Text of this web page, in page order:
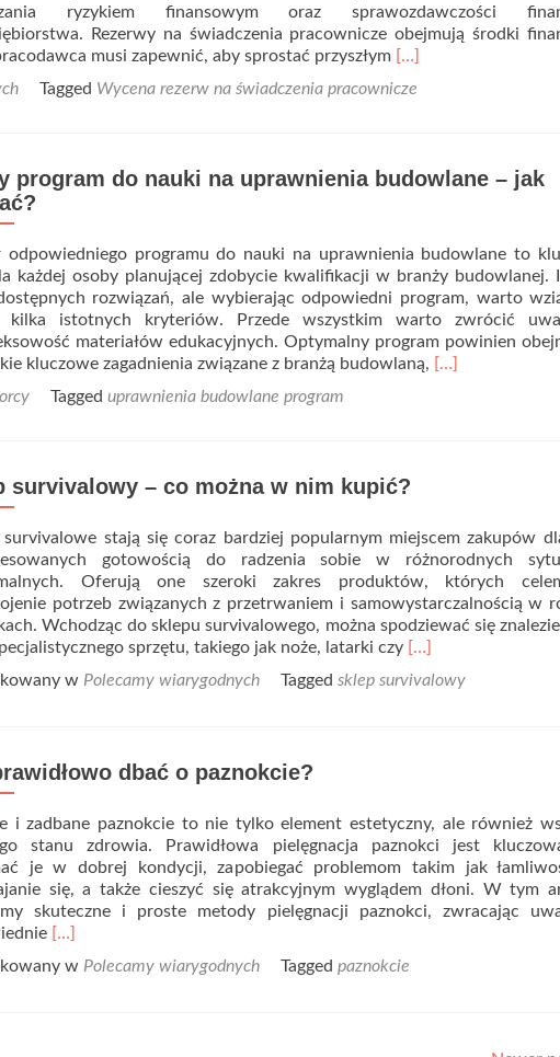
ryzykiem finansowym oraz sprawozdawczości
Rezerwy na świadczenia pracownicze obejmują środki
musi zapewnić, aby sprostać przyszłym Read
about
świadczenia
co
to
właściwie
jest?
[…]
Tagged Wycena rezerw na świadczenia pracownicze
program do nauki na uprawnienia budowlane – jak
odpowiedniego programu do nauki na uprawnienia budowlane to
każdej osoby planującej zdobycie kwalifikacji w branży budowlanej.
rozwiązań, ale wybierając odpowiedni program, warto
kilka istotnych kryteriów. Przede wszystkim warto zwrócić
materiałów edukacyjnych. Optymalny program powinien
kluczowe zagadnienia związane z branżą budowlaną, Read
uprawnienia
budowlane
jak
wybrać?
[…]
Tagged uprawnienia budowlane program
survivalowy – co można w nim kupić?
survivalowe stają się coraz bardziej popularnym miejscem zakupów
gotowością do radzenia sobie w różnorodnych
Oferują one szeroki zakres produktów, których
potrzeb związanych z przetrwaniem i samowystarczalnością w
Wchodząc do sklepu survivalowego, można spodziewać się
sprzętu, takiego jak noże, latarki czy Read
about
w
nim
kupić?
[…]
w Polecamy wiarygodnych Tagged sklep survivalowy
dbać o paznokcie?
i zadbane paznokcie to nie tylko element estetyczny, ale również
stanu zdrowia. Prawidłowa pielęgnacja paznokci jest
je w dobrej kondycji, zapobiegać problemom takim jak
się, a także cieszyć się atrakcyjnym wyglądem dłoni. W tym
skuteczne i proste metody pielęgnacji paznokci, zwracając
Read
about
[…]
w Polecamy wiarygodnych Tagged paznokcie